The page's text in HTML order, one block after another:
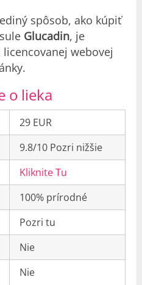
spôsob, ako kúpiť
Glucadin, je
webovej
o lieka
29 EUR
9.8/10 Pozri nižšie
Kliknite Tu
100% prírodné
Pozri tu
Nie
Nie